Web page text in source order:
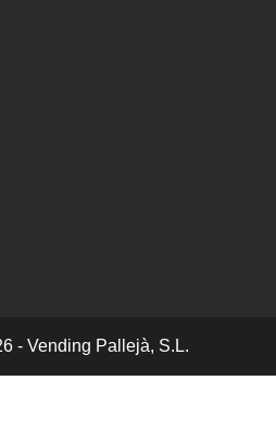
- Vending Pallejà, S.L.